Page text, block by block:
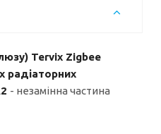
Tervix Zigbee
радіаторних
- незамінна частина